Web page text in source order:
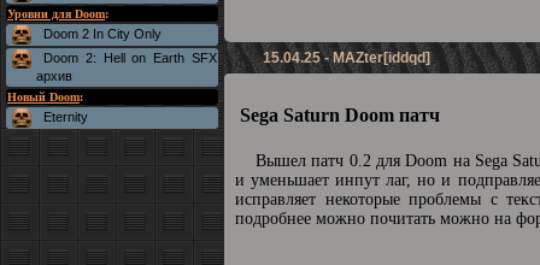
Уровни для Doom:
Doom 2 In City Only
Doom 2: Hell on Earth SFX
архив
Новый Doom:
Eternity
15.04.25 - MAZter[iddqd]
Sega Saturn Doom патч
Вышел патч 0.2 для Doom на Sega
и уменьшает инпут лаг, но и
исправляет некоторые проблемы с
подробнее можно почитать можно на